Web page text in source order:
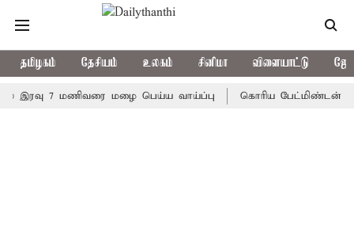
தமிழகம் தேசியம் உலகம் சினிமா விளையாட்டு
7 மணிவரை மழை பெய்ய வாய்ப்பு கொரிய பேட்மிண்டன் இறுதி